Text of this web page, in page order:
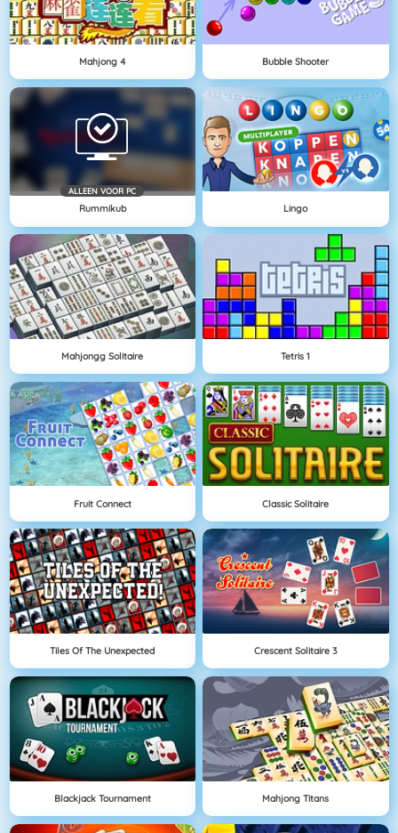
Mahjong 4 Bubble Shooter
ALLEEN VOOR PC
Rummikub Lingo
Mahjongg Solitaire Tetris 1
Fruit Connect Classic Solitaire
Tiles Of The Unexpected Crescent Solitaire 3
Blackjack Tournament Mahjong Titans